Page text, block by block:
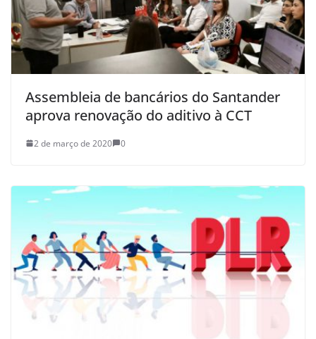
Assembleia de bancários do Santander
aprova renovação do aditivo à CCT
2 de março de 2020 0